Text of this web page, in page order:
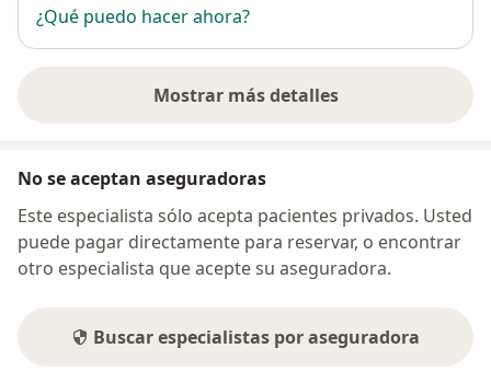
¿Qué puedo hacer ahora?
Mostrar más detalles
sobre la dirección
No se aceptan aseguradoras
Este especialista sólo acepta pacientes privados. Usted
puede pagar directamente para reservar, o encontrar
otro especialista que acepte su aseguradora.
Buscar especialistas por aseguradora